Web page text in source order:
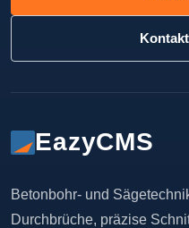
EazyCMS
Betonbohr- und
Durchbrüche, präzise